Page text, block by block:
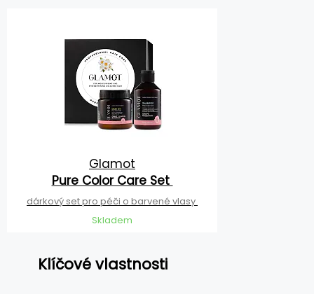
Glamot
Pure Color Care Set
dárkový set pro péči o barvené vlasy
Skladem
Klíčové vlastnosti